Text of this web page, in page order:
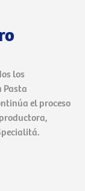
los
Pasta
el proceso